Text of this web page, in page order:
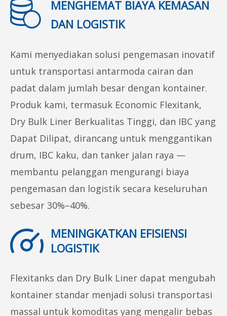
MENGHEMAT BIAYA KEMASAN
DAN LOGISTIK
Kami menyediakan solusi pengemasan inovatif
untuk transportasi antarmoda cairan dan
padat dalam jumlah besar dengan kontainer.
Produk kami, termasuk Economic Flexitank,
Dry Bulk Liner Berkualitas Tinggi, dan IBC yang
Dapat Dilipat, dirancang untuk menggantikan
drum, IBC kaku, dan tanker jalan raya —
membantu pelanggan mengurangi biaya
pengemasan dan logistik secara keseluruhan
sebesar 30%–40%.
MENINGKATKAN EFISIENSI
LOGISTIK
Flexitanks dan Dry Bulk Liner dapat mengubah
kontainer standar menjadi solusi transportasi
massal untuk komoditas yang mengalir bebas